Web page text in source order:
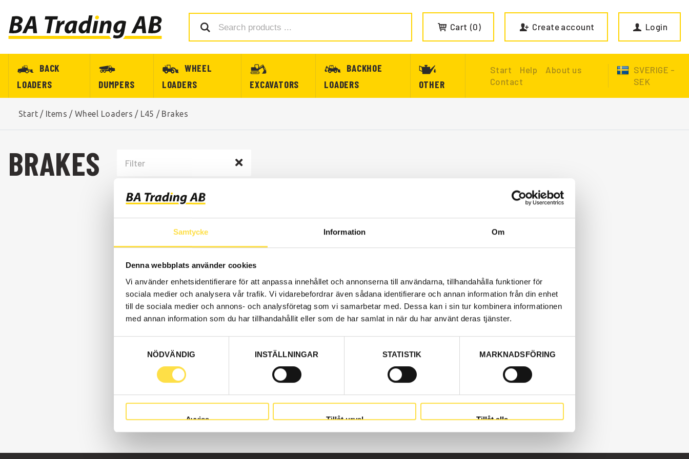
Samtycke Information Om
Denna webbplats använder cookies
Vi använder enhetsidentifierare för att anpassa innehållet och annonserna till användarna, tillhandahålla funktioner för
sociala medier och analysera vår trafik. Vi vidarebefordrar även sådana identifierare och annan information från din enhet
till de sociala medier och annons- och analysföretag som vi samarbetar med. Dessa kan i sin tur kombinera informationen
med annan information som du har tillhandahållit eller som de har samlat in när du har använt deras tjänster.
NÖDVÄNDIG
INSTÄLLNINGAR STATISTIK MARKNADSFÖRING
Avvisa Tillåt urval Tillåt alla
Cart 0 Create account Login
BACK
LOADERS
DUMPERS
WHEEL
LOADERS
EXCAVATORS
BACKHOE
LOADERS
OTHER
Start Help
About us
Contact
SVERIGE -
SEK
Start / Items / Wheel Loaders / L45 / Brakes
BRAKES